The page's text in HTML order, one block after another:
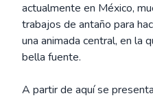
actualmente en México,
trabajos de antaño para
una animada central, en la
bella fuente.
A partir de aquí se